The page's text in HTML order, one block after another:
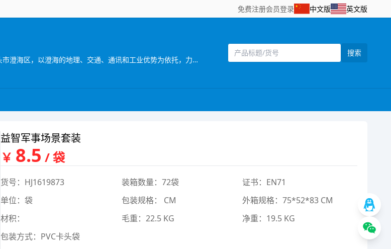
免费注册会员登录 中文版 英文版
[主营]：宏佳塑胶玩具公司位于驰名中外的玩具生产基地——广东省汕头市澄海区，以澄海的地理、交通、通讯和工业优势为依托，力求开拓更广阔的国内及国际市场。样品种类齐全、款式新颖、价格便利，秉承“重诺守信，共创双赢”的营销宗旨，为各界新老客户提供优势的产品和优质的服务。欢迎各位新老客户前来洽谈订购，多谢合作！ ?
搜索
益智军事场景套装
￥ 8.5 / 袋
货号：HJ1619873 装箱数量：72袋
证书：EN71
单位：袋
包装规格： CM
外箱规格：75*52*83 CM
材积：
毛重：22.5 KG
净重：19.5 KG
包装方式：PVC卡头袋